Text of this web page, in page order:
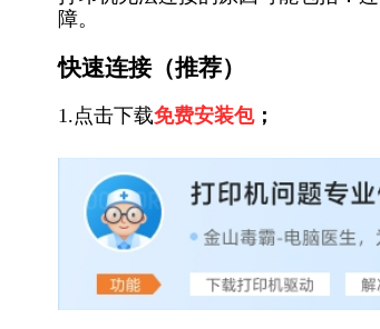
障。
快速连接（推荐）
1.点击下载免费安装包；